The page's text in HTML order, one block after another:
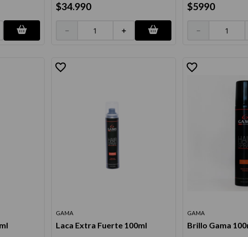
$34.990
＋
－
$5990
－
GAMA
Laca Extra Fuerte 100ml
GAMA
Brillo Gama